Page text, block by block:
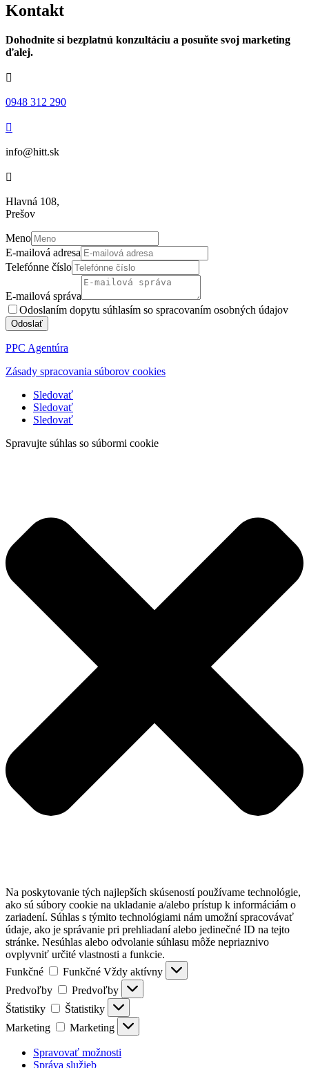
Kontakt
Dohodnite si bezplatnú konzultáciu a posuňte svoj marketing
ďalej.

0948 312 290

info@hitt.sk

Hlavná 108,
Prešov
Meno
E-mailová adresa
Telefónne číslo
E-mailová správa
Odoslaním dopytu súhlasím so spracovaním osobných údajov
Odoslať
PPC Agentúra
Zásady spracovania súborov cookies
Sledovať
Sledovať
Sledovať
Spravujte súhlas so súbormi cookie
Na poskytovanie tých najlepších skúseností používame technológie,
ako sú súbory cookie na ukladanie a/alebo prístup k informáciám o
zariadení. Súhlas s týmito technológiami nám umožní spracovávať
údaje, ako je správanie pri prehliadaní alebo jedinečné ID na tejto
stránke. Nesúhlas alebo odvolanie súhlasu môže nepriaznivo
ovplyvniť určité vlastnosti a funkcie.
Funkčné
Funkčné Vždy aktívny
Predvoľby
Predvoľby
Štatistiky
Štatistiky
Marketing
Marketing
Spravovať možnosti
Správa služieb